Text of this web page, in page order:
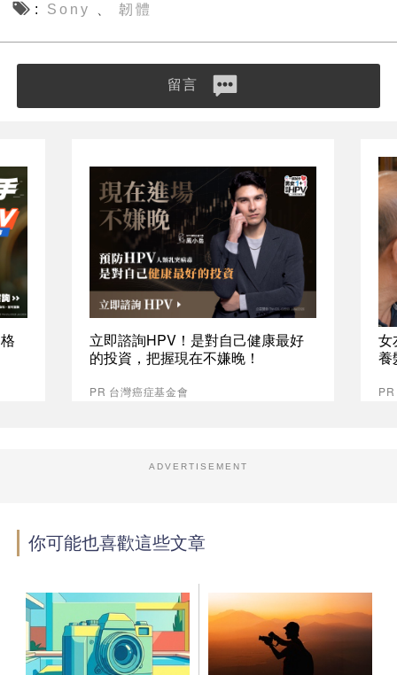
Sony 韌體
留言
立即諮詢HPV！是對自己健康最好
的投資，把握現在不嫌晚！
PR 台灣癌症基金會
女
養
ADVERTISEMENT
你可能也喜歡這些文章